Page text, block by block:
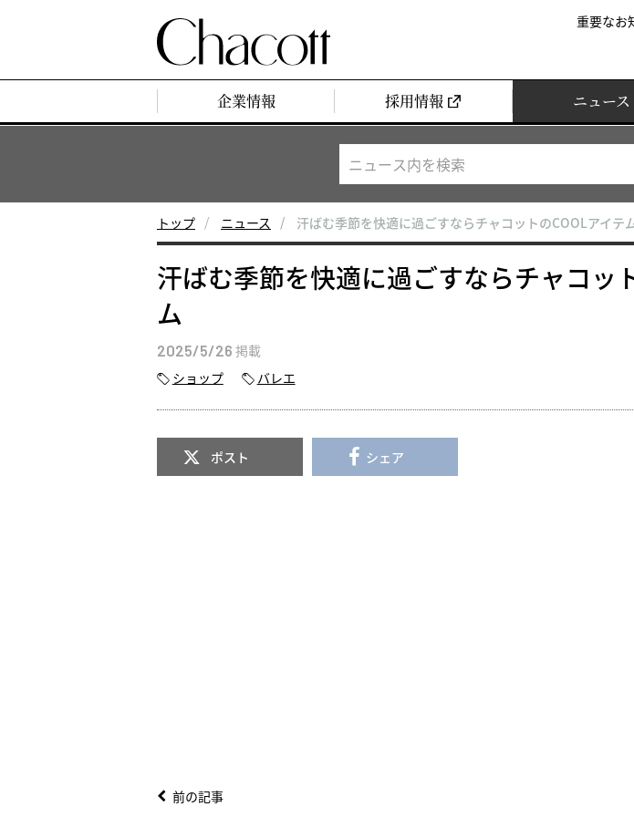
重要なお
企業情報 採用情報 ニュース
トップ ニュース 汗ばむ季節を快適に過ごすならチャコットのCOOLアイテ
汗ばむ季節を快適に過ごすならチャコッ
ム
2025/5/26 掲載
ショップ
バレエ
ポスト シェア
前の記事